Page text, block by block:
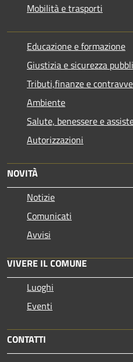
Mobilità e trasporti
Educazione e formazione
Giustizia e sicurezza
Tributi,finanze e
Ambiente
Salute, benessere e
Autorizzazioni
NOVITÀ
Notizie
Comunicati
Avvisi
VIVERE IL COMUNE
Luoghi
Eventi
CONTATTI